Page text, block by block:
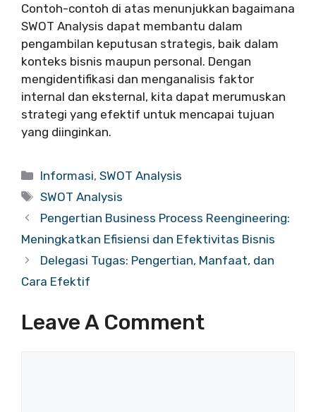
Contoh-contoh di atas menunjukkan bagaimana
SWOT Analysis dapat membantu dalam
pengambilan keputusan strategis, baik dalam
konteks bisnis maupun personal. Dengan
mengidentifikasi dan menganalisis faktor
internal dan eksternal, kita dapat merumuskan
strategi yang efektif untuk mencapai tujuan
yang diinginkan.
Categories
Informasi,SWOT Analysis
Tags
SWOT Analysis
Pengertian Business Process Reengineering:
Meningkatkan Efisiensi dan Efektivitas Bisnis
Delegasi Tugas: Pengertian, Manfaat, dan
Cara Efektif
Leave A Comment